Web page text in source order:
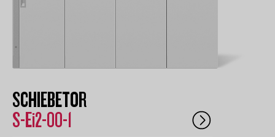
SCHIEBETOR
S-Ei2-00-1